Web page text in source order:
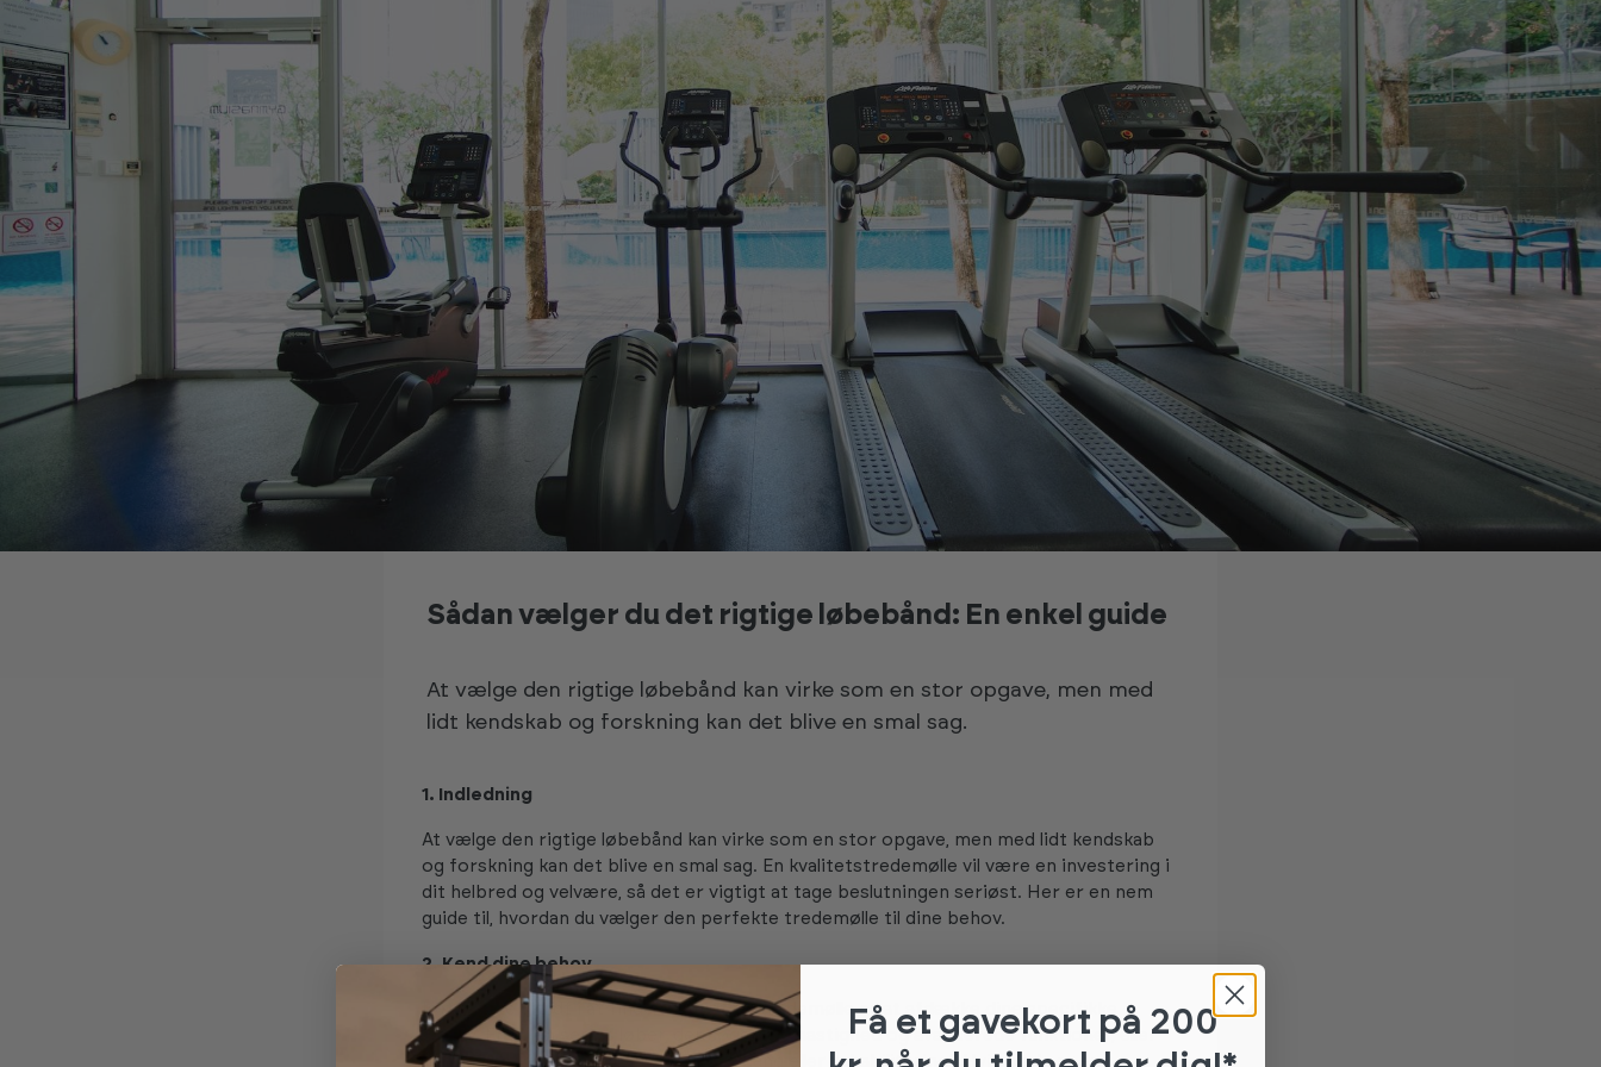
Sådan vælger du det rigtige løbebånd: En enkel guide
At vælge den rigtige løbebånd kan virke som en stor opgave, men med
lidt kendskab og forskning kan det blive en smal sag.
1. Indledning
At vælge den rigtige løbebånd kan virke som en stor opgave, men med lidt kendskab
og forskning kan det blive en smal sag. En kvalitetstredemølle vil være en investering i
dit helbred og velvære, så det er vigtigt at tage beslutningen seriøst. Her er en nem
guide til, hvordan du vælger den perfekte tredemølle til dine behov.
2. Kend dine behov
Det første skridt i at finde den rigtige tredemølle er at afdække dine specifikke
behov. Er du en seriøs løber, der søger høj hastighed og avancerede funktioner, eller
har du brug for en tredemølle til blid gang eller rehabilitering? Hvis plads er en
Få et gavekort på 200